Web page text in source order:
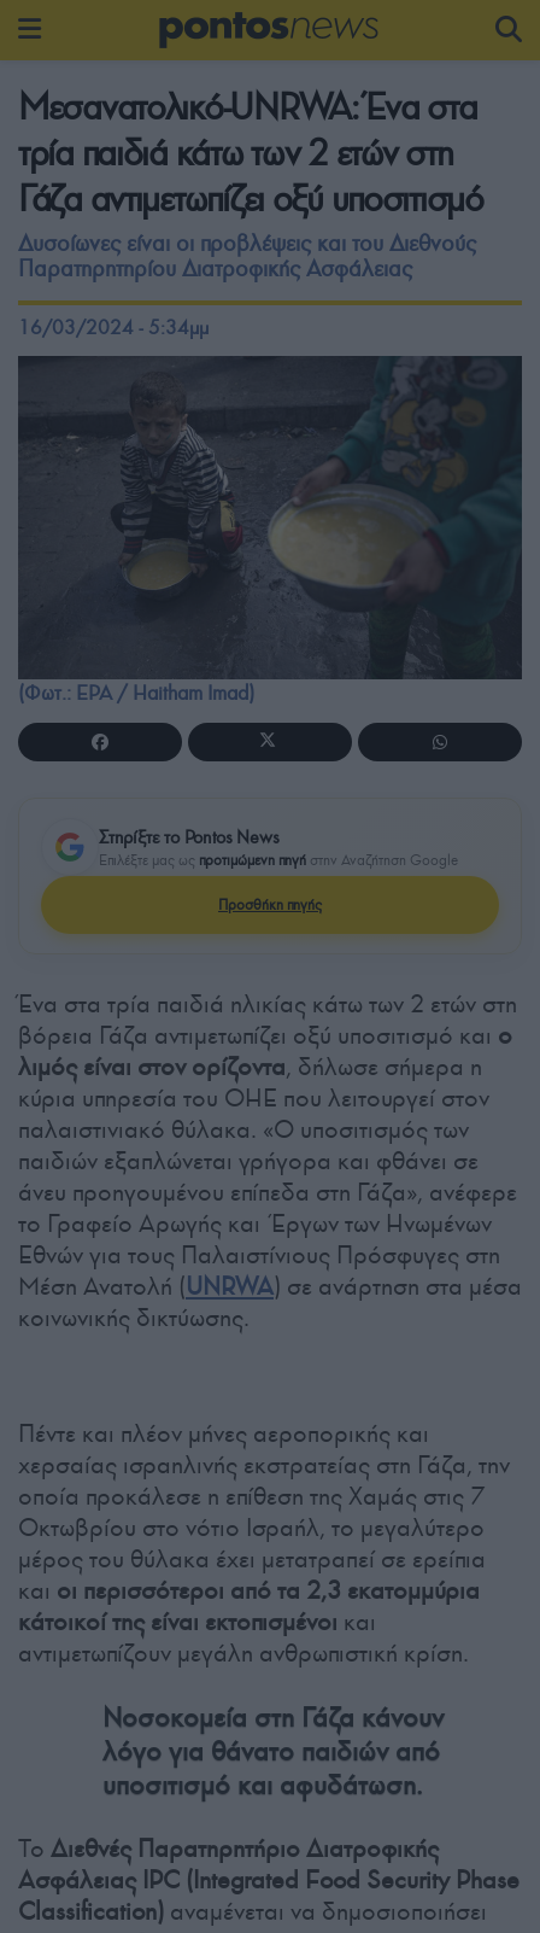
Μεσανατολικό-UNRWA: Ένα στα
τρία παιδιά κάτω των 2 ετών στη
Γάζα αντιμετωπίζει οξύ υποσιτισμό
Δυσοίωνες είναι οι προβλέψεις και του Διεθνούς
Παρατηρητηρίου Διατροφικής Ασφάλειας
16/03/2024 - 5:34μμ
(Φωτ.: EPA / Haitham Imad)
Στηρίξτε το Pontos News
Επιλέξτε μας ως προτιμώμενη πηγή στην Αναζήτηση Google
Προσθήκη πηγής
Ένα στα τρία παιδιά ηλικίας κάτω των 2 ετών στη
βόρεια Γάζα αντιμετωπίζει οξύ υποσιτισμό και ο
λιμός είναι στον ορίζοντα, δήλωσε σήμερα η
κύρια υπηρεσία του ΟΗΕ που λειτουργεί στον
παλαιστινιακό θύλακα. «Ο υποσιτισμός των
παιδιών εξαπλώνεται γρήγορα και φθάνει σε
άνευ προηγουμένου επίπεδα στη Γάζα», ανέφερε
το Γραφείο Αρωγής και Έργων των Ηνωμένων
Εθνών για τους Παλαιστίνιους Πρόσφυγες στη
Μέση Ανατολή (UNRWA) σε ανάρτηση στα μέσα
κοινωνικής δικτύωσης.
Πέντε και πλέον μήνες αεροπορικής και
χερσαίας ισραηλινής εκστρατείας στη Γάζα, την
οποία προκάλεσε η επίθεση της Χαμάς στις 7
Οκτωβρίου στο νότιο Ισραήλ, το μεγαλύτερο
μέρος του θύλακα έχει μετατραπεί σε ερείπια
και οι περισσότεροι από τα 2,3 εκατομμύρια
κάτοικοί της είναι εκτοπισμένοι και
αντιμετωπίζουν μεγάλη ανθρωπιστική κρίση.
Νοσοκομεία στη Γάζα κάνουν
λόγο για θάνατο παιδιών από
υποσιτισμό και αφυδάτωση.
Το Διεθνές Παρατηρητήριο Διατροφικής
Ασφάλειας IPC (Integrated Food Security Phase
Classification) αναμένεται να δημοσιοποιήσει